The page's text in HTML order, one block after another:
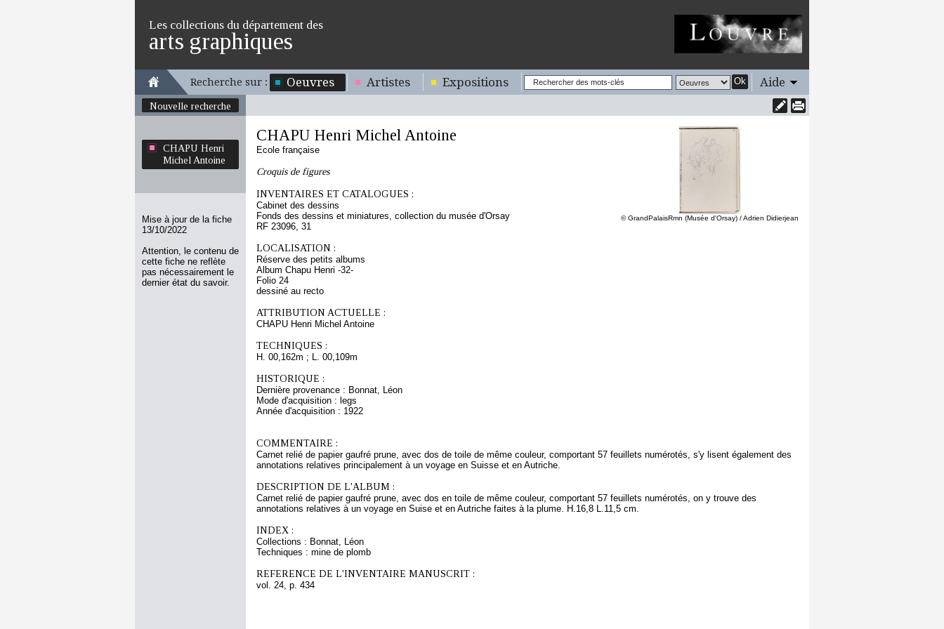
Les collections du département des
arts graphiques
Recherche sur : Oeuvres Artistes Expositions Ok Aide
Nouvelle recherche
CHAPU Henri
Michel Antoine
Mise à jour de la fiche
13/10/2022
Attention, le contenu de
cette fiche ne reflète
pas nécessairement le
dernier état du savoir.
© GrandPalaisRmn (Musée d'Orsay) / Adrien Didierjean
CHAPU Henri Michel Antoine
Ecole française
Croquis de figures
INVENTAIRES ET CATALOGUES :
Cabinet des dessins
Fonds des dessins et miniatures, collection du musée d'Orsay
RF 23096, 31
LOCALISATION :
Réserve des petits albums
Album Chapu Henri -32-
Folio 24
dessiné au recto
ATTRIBUTION ACTUELLE :
CHAPU Henri Michel Antoine
TECHNIQUES :
H. 00,162m ; L. 00,109m
HISTORIQUE :
Dernière provenance : Bonnat, Léon
Mode d'acquisition : legs
Année d'acquisition : 1922
COMMENTAIRE :
Carnet relié de papier gaufré prune, avec dos de toile de même couleur, comportant 57 feuillets numérotés, s'y lisent également des
annotations relatives principalement à un voyage en Suisse et en Autriche.
DESCRIPTION DE L'ALBUM :
Carnet relié de papier gaufré prune, avec dos en toile de même couleur, comportant 57 feuillets numérotés, on y trouve des
annotations relatives à un voyage en Suise et en Autriche faites à la plume. H.16,8 L.11,5 cm.
INDEX :
Collections : Bonnat, Léon
Techniques : mine de plomb
REFERENCE DE L'INVENTAIRE MANUSCRIT :
vol. 24, p. 434